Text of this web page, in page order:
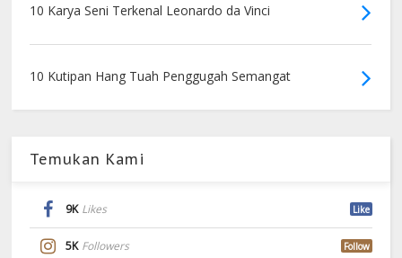
10 Karya Seni Terkenal Leonardo da Vinci
10 Kutipan Hang Tuah Penggugah Semangat
Temukan Kami
9K Likes Like
5K Followers Follow